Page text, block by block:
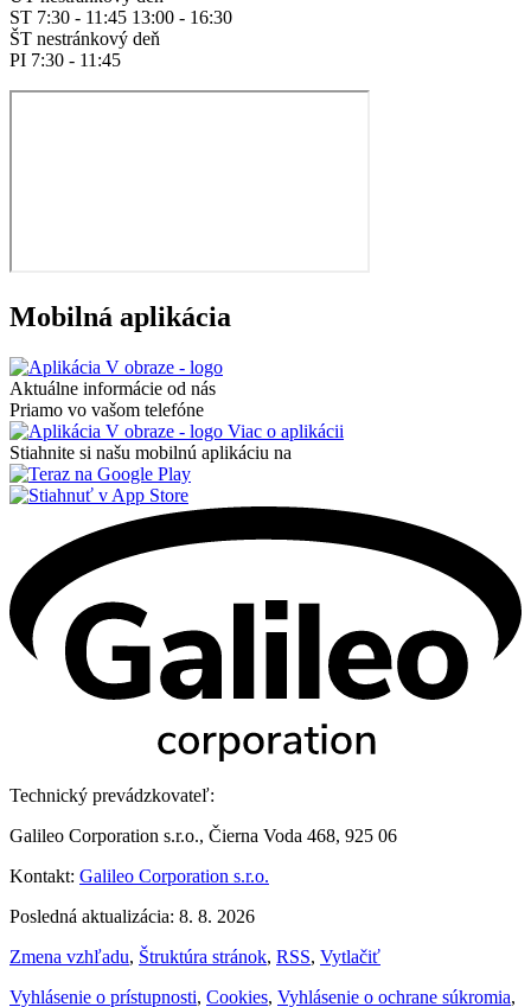
ST 7:30 - 11:45 13:00 - 16:30
ŠT nestránkový deň
PI 7:30 - 11:45
Mobilná aplikácia
Aktuálne informácie od nás
Priamo vo vašom telefóne
Viac o aplikácii
Stiahnite si našu mobilnú aplikáciu na
Technický prevádzkovateľ:
Galileo Corporation s.r.o., Čierna Voda 468, 925 06
Kontakt: Galileo Corporation s.r.o.
Posledná aktualizácia: 8. 8. 2026
Zmena vzhľadu, Štruktúra stránok, RSS, Vytlačiť
Vyhlásenie o prístupnosti, Cookies, Vyhlásenie o ochrane súkromia,